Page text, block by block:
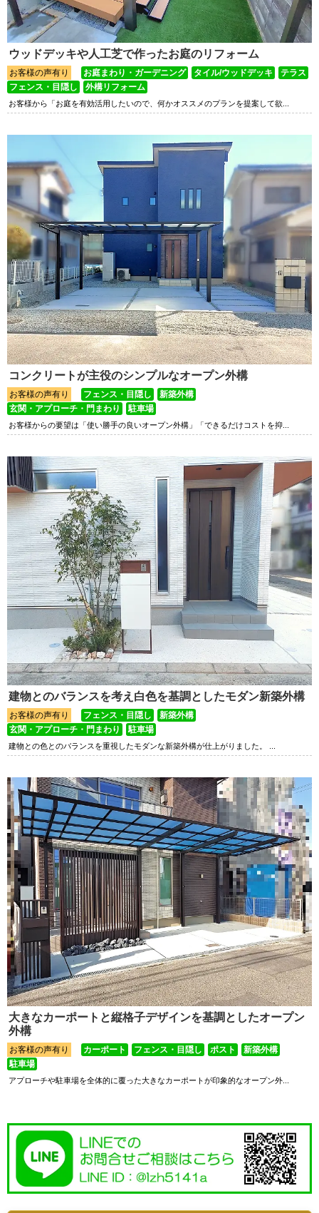
ウッドデッキや人工芝で作ったお庭のリフォーム
お客様の声有り お庭まわり・ガーデニング タイル/ウッドデッキ
テラス
フェンス・目隠し
外構リフォーム
お客様から「お庭を有効活用したいので、何かオススメのプランを提案して欲...
コンクリートが主役のシンプルなオープン外構
お客様の声有り フェンス・目隠し
新築外構
玄関・アプローチ・門まわり
駐車場
お客様からの要望は「使い勝手の良いオープン外構」「できるだけコストを抑...
建物とのバランスを考え白色を基調としたモダン新築外構
お客様の声有り フェンス・目隠し
新築外構
玄関・アプローチ・門まわり
駐車場
建物との色とのバランスを重視したモダンな新築外構が仕上がりました。 ...
大きなカーポートと縦格子デザインを基調としたオープン
外構
お客様の声有り カーポート フェンス・目隠し ポスト
新築外構
駐車場
アプローチや駐車場を全体的に覆った大きなカーポートが印象的なオープン外...